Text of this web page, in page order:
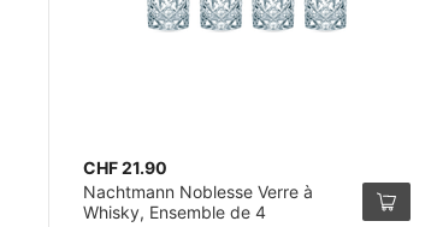
CHF 21.90
Nachtmann Noblesse Verre à
Whisky, Ensemble de 4